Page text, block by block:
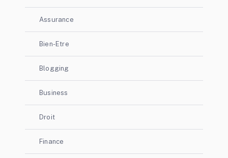
Assurance
Bien-Etre
Blogging
Business
Droit
Finance